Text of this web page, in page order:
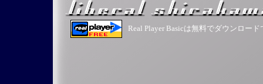
Real Player Basicは無料でダウンロー